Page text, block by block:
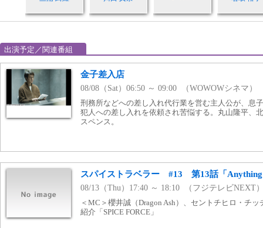
出演予定／関連番組
金子差入店
08/08（Sat）06:50 ～ 09:00 （WOWOWシネマ）
刑務所などへの差し入れ代行業を営む主人公が、息
犯人への差し入れを依頼され苦悩する。丸山隆平、
スペンス。
スパイストラベラー #13 第13話「Anything
08/13（Thu）17:40 ～ 18:10 （フジテレビNEXT
＜MC＞櫻井誠（Dragon Ash）、セントチヒロ・チ
紹介「SPICE FORCE」